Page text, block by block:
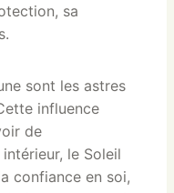
sa
sont les astres
influence
de
le Soleil
confiance en soi,